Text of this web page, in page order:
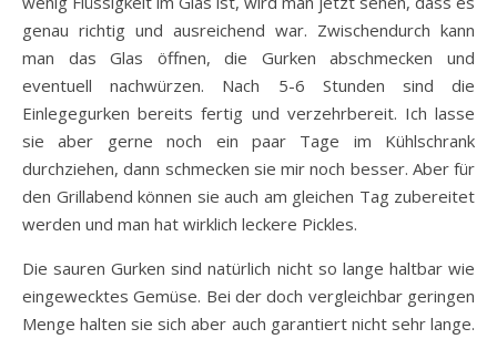
genau richtig und ausreichend war. Zwischendurch kann
man das Glas öffnen, die Gurken abschmecken und
eventuell nachwürzen. Nach 5-6 Stunden sind die
Einlegegurken bereits fertig und verzehrbereit. Ich lasse
sie aber gerne noch ein paar Tage im Kühlschrank
durchziehen, dann schmecken sie mir noch besser. Aber für
den Grillabend können sie auch am gleichen Tag zubereitet
werden und man hat wirklich leckere Pickles.
Die sauren Gurken sind natürlich nicht so lange haltbar wie
eingewecktes Gemüse. Bei der doch vergleichbar geringen
Menge halten sie sich aber auch garantiert nicht sehr lange.